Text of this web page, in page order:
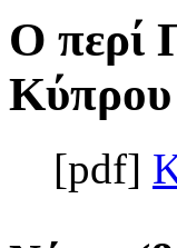
Ο περί
Κύπρου
[pdf]